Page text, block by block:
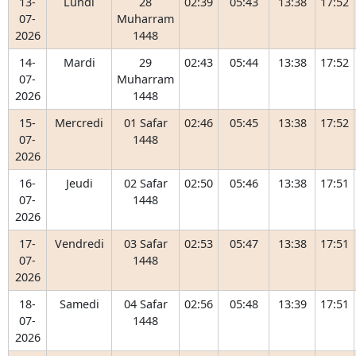
07-
2026
Muharram
1448
14-
07-
2026
Mardi
29
Muharram
1448
02:43 05:44 13:38 17:52
15-
07-
2026
Mercredi
01 Safar
1448
02:46 05:45 13:38 17:52
16-
07-
2026
Jeudi
02 Safar
1448
02:50 05:46 13:38 17:51
17-
07-
2026
Vendredi
03 Safar
1448
02:53 05:47 13:38 17:51
18-
07-
2026
Samedi
04 Safar
1448
02:56 05:48 13:39 17:51